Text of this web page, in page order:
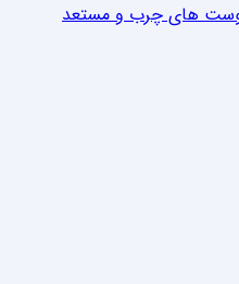
10% بیرسن پوست های چرب و مستعد